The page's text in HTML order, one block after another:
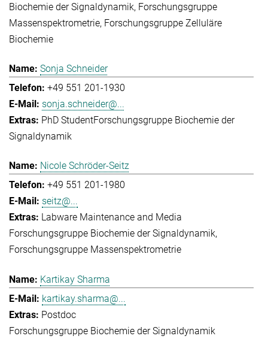
Biochemie der Signaldynamik Forschungsgruppe
Massenspektrometrie Forschungsgruppe Zelluläre
Biochemie
Sonja Schneider
+49 551 201-1930
sonja.schneider@...
PhD StudentForschungsgruppe Biochemie der
Signaldynamik
Nicole Schröder-Seitz
+49 551 201-1980
seitz@...
Labware Maintenance and Media
Forschungsgruppe Biochemie der Signaldynamik
Forschungsgruppe Massenspektrometrie
Kartikay Sharma
kartikay.sharma@...
Postdoc
Forschungsgruppe Biochemie der Signaldynamik